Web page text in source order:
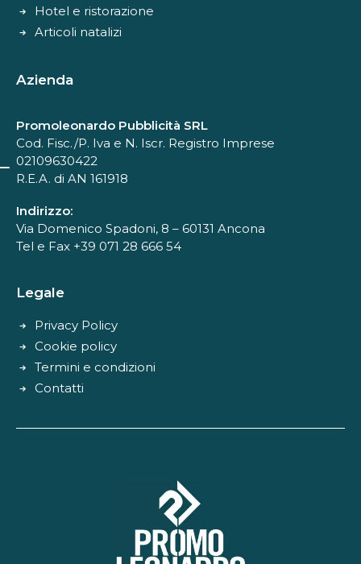
Hotel e ristorazione
Articoli natalizi
Azienda
Promoleonardo Pubblicità SRL
Cod. Fisc./P. Iva e N. Iscr. Registro Imprese
02109630422
R.E.A. di AN 161918
Indirizzo:
Via Domenico Spadoni, 8 – 60131 Ancona
Tel e Fax +39 071 28 666 54
Legale
Privacy Policy
Cookie policy
Termini e condizioni
Contatti